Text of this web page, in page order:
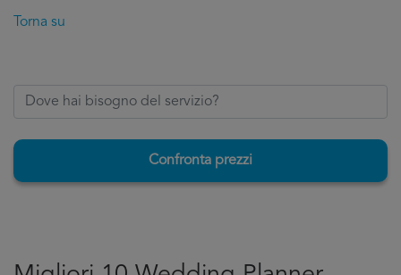
Torna su
Confronta prezzi